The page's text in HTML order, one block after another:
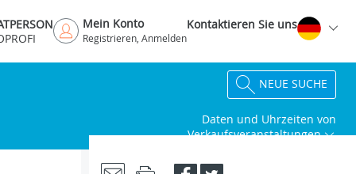
Mein Konto
Registrieren, Anmelden
Kontaktieren Sie uns
NEUE SUCHE
Daten und Uhrzeiten von
Verkaufsveranstaltungen